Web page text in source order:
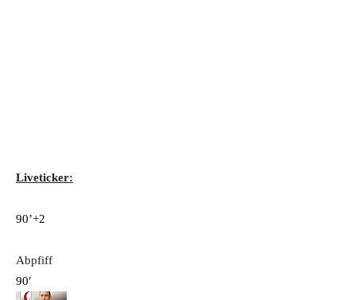
Liveticker:
90’+2
Abpfiff
90′